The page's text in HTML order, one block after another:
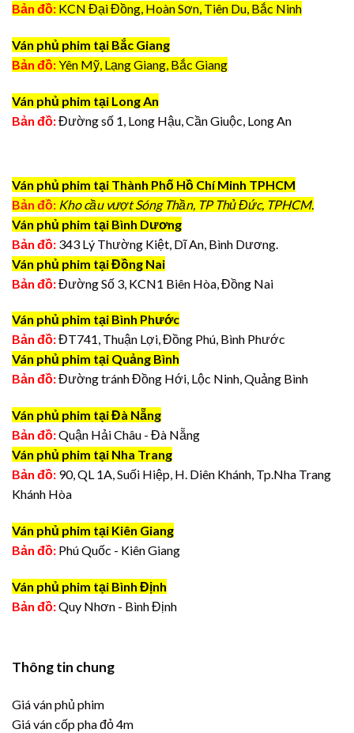
Bản đồ: KCN Đại Đồng, Hoàn Sơn, Tiên Du, Bắc Ninh
Ván phủ phim tại Bắc Giang
Bản đồ:Yên Mỹ, Lạng Giang, Bắc Giang
Ván phủ phim tại Long An
Bản đồ:Đường số 1, Long Hậu, Cần Giuộc, Long An
Ván phủ phim tại Thành Phố Hồ Chí Minh TPHCM
Bản đồ: Kho cầu vượt Sóng Thần, TP Thủ Đức, TPHCM.
Ván phủ phim tại Bình Dương
Bản đồ: 343 Lý Thường Kiệt, Dĩ An, Bình Dương.
Ván phủ phim tại Đồng Nai
Bản đồ:Đường Số 3, KCN1 Biên Hòa, Đồng Nai
Ván phủ phim tại Bình Phước
Bản đồ:ĐT741, Thuận Lợi, Đồng Phú, Bình Phước
Ván phủ phim tại Quảng Bình
Bản đồ:Đường tránh Đồng Hới, Lộc Ninh, Quảng Bình
Ván phủ phim tại Đà Nẵng
Bản đồ:Quận Hải Châu - Đà Nẵng
Ván phủ phim tại Nha Trang
Bản đồ: 90, QL 1A, Suối Hiệp, H. Diên Khánh, Tp.Nha Trang
Khánh Hòa
Ván phủ phim tại Kiên Giang
Bản đồ: Phú Quốc - Kiên Giang
Ván phủ phim tại Bình Định
Bản đồ:Quy Nhơn - Bình Định
Thông tin chung
Giá ván phủ phim
Giá ván cốp pha đỏ 4m